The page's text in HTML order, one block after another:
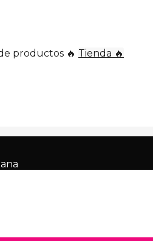
productos 🔥 Tienda 🔥